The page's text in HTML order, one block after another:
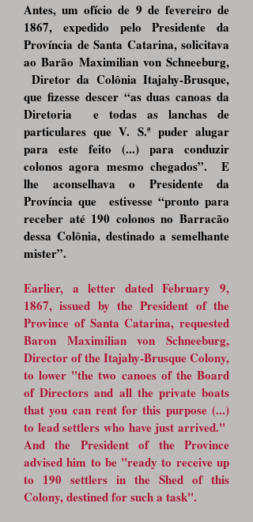
Antes, um ofício de 9 de fevereiro de
1867, expedido pelo Presidente da
Província de Santa Catarina, solicitava
ao Barão Maximilian von Schneeburg,
Diretor da Colônia Itajahy-Brusque,
que fizesse descer “as duas canoas da
Diretoria e todas as lanchas de
particulares que V. S.ª puder alugar
para este feito (...) para conduzir
colonos agora mesmo chegados”. E
lhe aconselhava o Presidente da
Província que estivesse “pronto para
receber até 190 colonos no Barracão
dessa Colônia, destinado a semelhante
mister”.
Earlier, a letter dated February 9,
1867, issued by the President of the
Province of Santa Catarina, requested
Baron Maximilian von Schneeburg,
Director of the Itajahy-Brusque Colony,
to lower "the two canoes of the Board
of Directors and all the private boats
that you can rent for this purpose (...)
to lead settlers who have just arrived."
And the President of the Province
advised him to be "ready to receive up
to 190 settlers in the Shed of this
Colony, destined for such a task".